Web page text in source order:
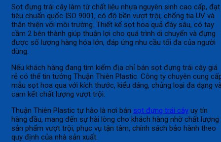
Sọt đựng trái cây làm từ chất liệu nhựa nguyên sinh cao cấp, đạt
tiêu chuẩn quốc ISO 9001, có độ bền vượt trội, chống tia UV và
thân thiện với môi trường. Thiết kế sọt hoa quả đáy sâu, có tay
cầm 2 bên thành giúp thuận lợi cho quá trình di chuyển và đựng
được số lượng hàng hóa lớn, đáp ứng nhu cầu tối đa của người
dùng.
Nếu khách hàng đang tìm kiếm địa chỉ bán sọt đựng trái cây giá
rẻ có thể tin tưởng Thuận Thiên Plastic. Công ty chuyên cung
mẫu sọt hoa qua với kích thước, kiểu dáng, chủng loại đa dạng
cam kết chất lượng vượt trội.
Thuận Thiên Plastic tự hào là nơi bán sọt đựng trái cây uy tín
hàng đầu, mang đến sự hài lòng cho khách hàng nhờ chất lượng
sản phẩm vượt trội, phục vụ tận tâm, chính sách bảo hành theo
quy định của nhà sản xuất.